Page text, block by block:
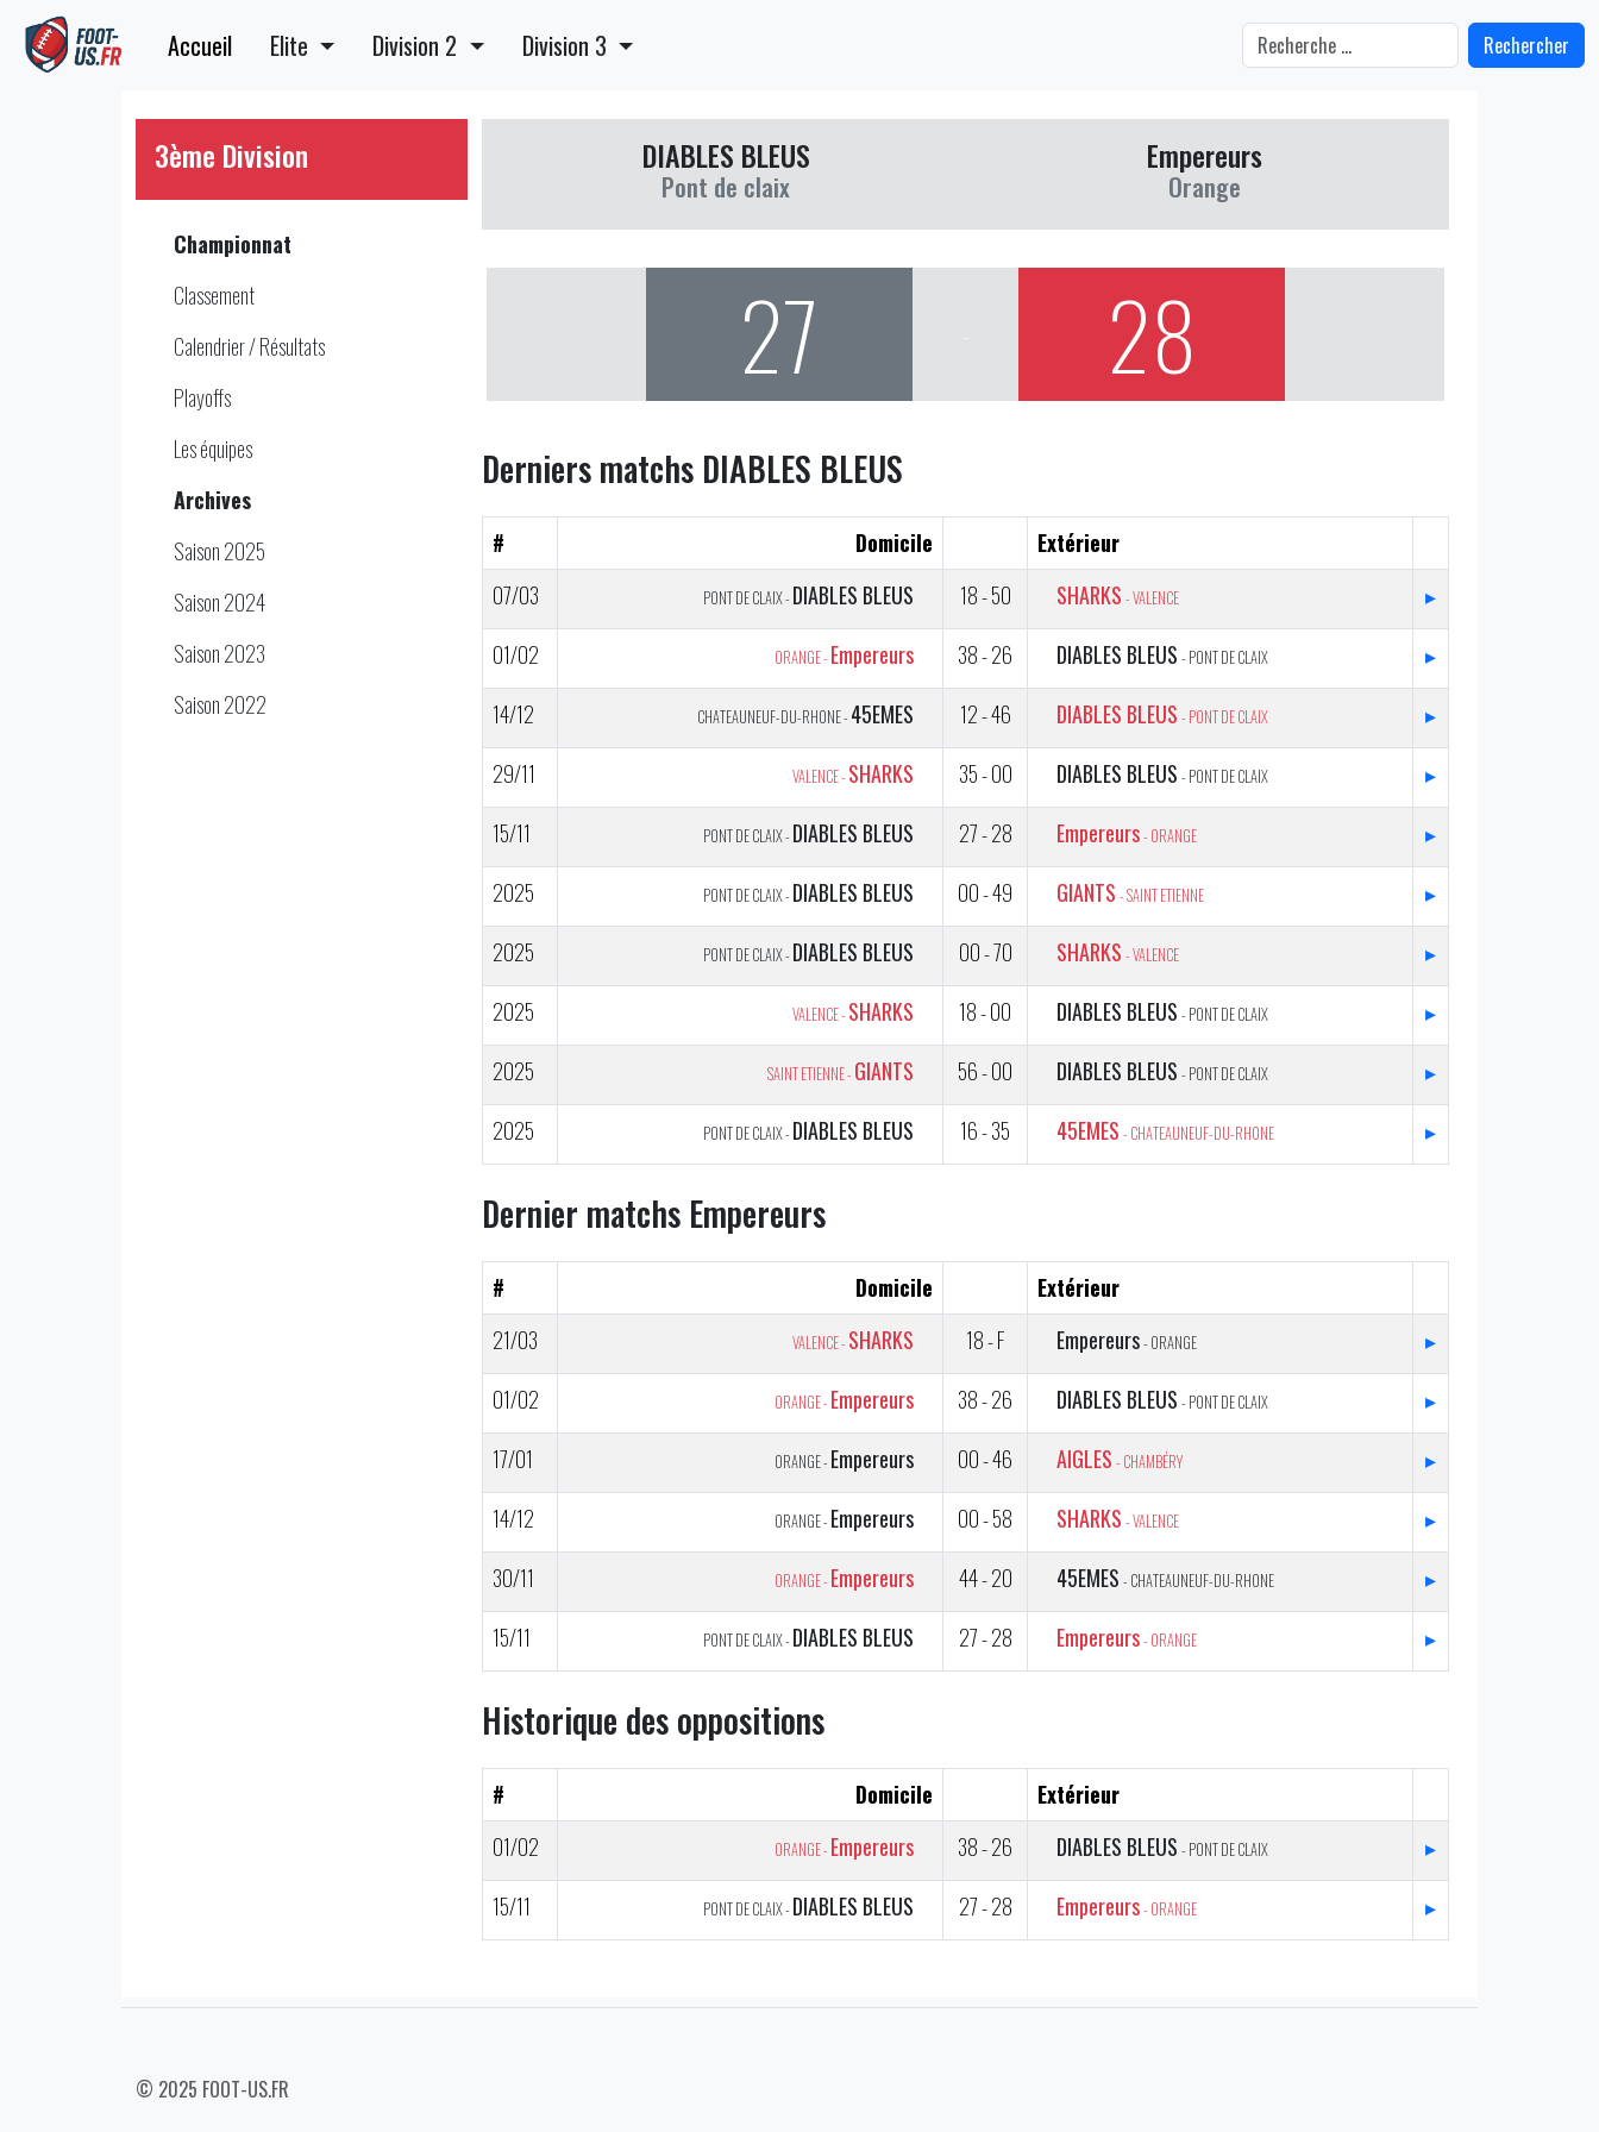
Accueil Elite Division 2 Division 3 Rechercher
3ème Division
Championnat
Classement
Calendrier / Résultats
Playoffs
Les équipes
Archives
Saison 2025
Saison 2024
Saison 2023
Saison 2022
DIABLES BLEUS
Pont de claix
Empereurs
Orange
27 28
Derniers matchs DIABLES BLEUS
# Domicile
Extérieur
07/03
PONT DE CLAIX - DIABLES BLEUS 18 - 50 SHARKS - VALENCE
▸
01/02
ORANGE - Empereurs 38 - 26 DIABLES BLEUS - PONT DE CLAIX
▸
14/12
CHATEAUNEUF-DU-RHONE - 45EMES 12 - 46 DIABLES BLEUS - PONT DE CLAIX
▸
29/11
VALENCE - SHARKS 35 - 00 DIABLES BLEUS - PONT DE CLAIX
▸
15/11
PONT DE CLAIX - DIABLES BLEUS 27 - 28 Empereurs- ORANGE
▸
2025
PONT DE CLAIX - DIABLES BLEUS 00 - 49 GIANTS - SAINT ETIENNE
▸
2025
PONT DE CLAIX - DIABLES BLEUS 00 - 70 SHARKS - VALENCE
▸
2025
VALENCE - SHARKS 18 - 00 DIABLES BLEUS - PONT DE CLAIX
▸
2025
SAINT ETIENNE - GIANTS 56 - 00 DIABLES BLEUS - PONT DE CLAIX
▸
2025
PONT DE CLAIX - DIABLES BLEUS 16 - 35 45EMES - CHATEAUNEUF-DU-RHONE ▸
Dernier matchs Empereurs
# Domicile
Extérieur
21/03
VALENCE - SHARKS 18 - F Empereurs- ORANGE
▸
01/02
ORANGE - Empereurs 38 - 26 DIABLES BLEUS - PONT DE CLAIX
▸
17/01
ORANGE - Empereurs 00 - 46 AIGLES - CHAMBÉRY
▸
14/12
ORANGE - Empereurs 00 - 58 SHARKS - VALENCE
▸
30/11
ORANGE - Empereurs 44 - 20 45EMES - CHATEAUNEUF-DU-RHONE
▸
15/11
PONT DE CLAIX - DIABLES BLEUS 27 - 28 Empereurs- ORANGE ▸
Historique des oppositions
# Domicile
Extérieur
01/02
ORANGE - Empereurs 38 - 26 DIABLES BLEUS - PONT DE CLAIX
▸
15/11
PONT DE CLAIX - DIABLES BLEUS 27 - 28 Empereurs- ORANGE ▸
© 2025 FOOT-US.FR